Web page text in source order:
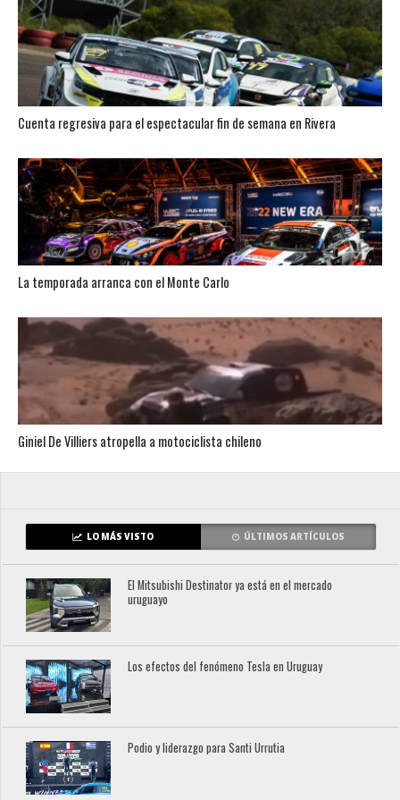
Cuenta regresiva para el espectacular fin de semana en Rivera
La temporada arranca con el Monte Carlo
Giniel De Villiers atropella a motociclista chileno
LO MÁS VISTO ÚLTIMOS ARTÍCULOS
El Mitsubishi Destinator ya está en el mercado
uruguayo
Los efectos del fenómeno Tesla en Uruguay
Podio y liderazgo para Santi Urrutia